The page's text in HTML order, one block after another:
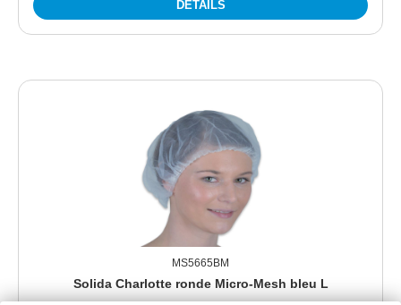
DÉTAILS
MS5665BM
Solida Charlotte ronde Micro-Mesh bleu L